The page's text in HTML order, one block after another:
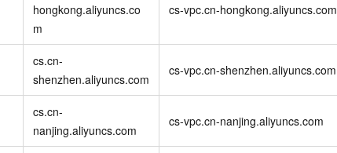
hongkong.aliyuncs.co
m
cs-vpc.cn-hongkong.aliyuncs.com
cs.cn-
shenzhen.aliyuncs.com
cs-vpc.cn-shenzhen.aliyuncs.com
cs.cn-
nanjing.aliyuncs.com
cs-vpc.cn-nanjing.aliyuncs.com